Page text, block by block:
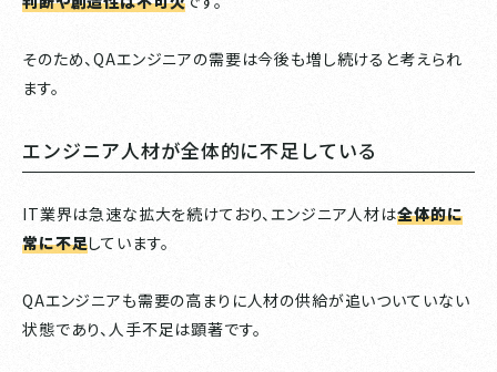
そのため、QAエンジニアの需要は今後も増し続けると考えられ
ます。
エンジニア人材が全体的に不足している
IT業界は急速な拡大を続けており、エンジニア人材は全体的に
常に不足しています。
QAエンジニアも需要の高まりに人材の供給が追いついていない
状態であり、人手不足は顕著です。